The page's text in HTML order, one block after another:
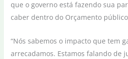
que o governo está fazendo sua
caber dentro do Orçamento
“Nós sabemos o impacto que tem
arrecadamos. Estamos falando de